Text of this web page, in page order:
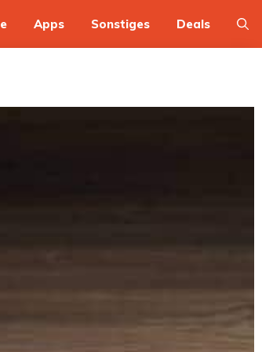
Apps Sonstiges Deals